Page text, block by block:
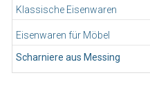
Klassische Eisenwaren
Eisenwaren für Möbel
Scharniere aus Messing